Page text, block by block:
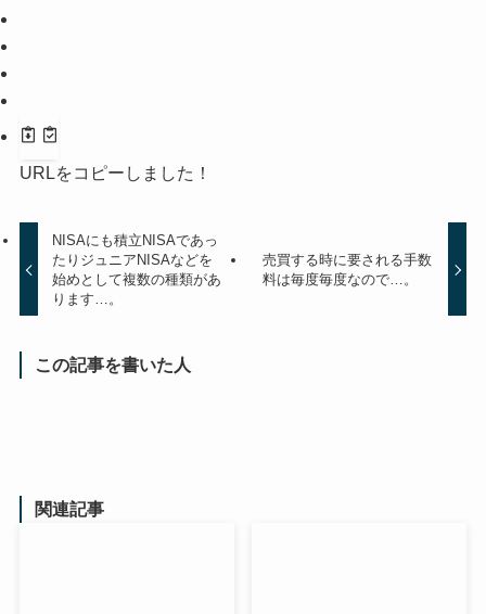
URLをコピーしました！
NISAにも積立NISAであっ
たりジュニアNISAなどを
始めとして複数の種類があ
ります…。
売買する時に要される手数
料は毎度毎度なので…。
この記事を書いた人
関連記事